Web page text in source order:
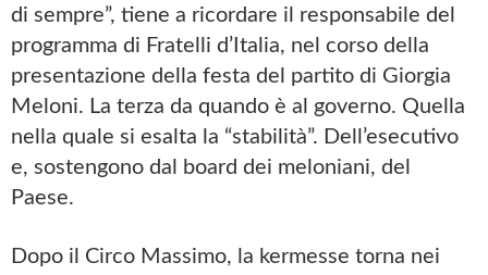
di sempre”, tiene a ricordare il responsabile del
programma di Fratelli d’Italia, nel corso della
presentazione della festa del partito di Giorgia
Meloni. La terza da quando è al governo. Quella
nella quale si esalta la “stabilità”. Dell’esecutivo
e, sostengono dal board dei meloniani, del
Paese.
Dopo il Circo Massimo, la kermesse torna nei